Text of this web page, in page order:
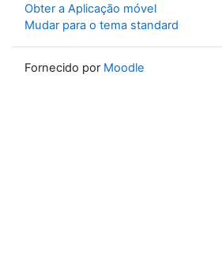
Obter a Aplicação móvel
Mudar para o tema standard
Fornecido por Moodle